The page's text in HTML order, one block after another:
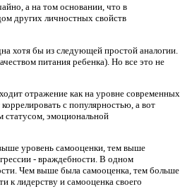
а на том основании, что в
других личностных свойств
хотя бы из следующей простой аналогии.
питания ребенка). Но все это не
отражение как на уровне современных
с популярностью, а вот
статусом, эмоциональной
уровень самооценки, тем выше
- враждебности. В одном
Чем выше была самооценка, тем больше
к лидерству и самооценка своего